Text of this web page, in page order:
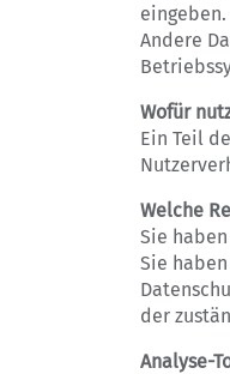
eingeben.
Andere
Wofür
Ein Teil
Welche
Sie
Sie
der
Analyse-